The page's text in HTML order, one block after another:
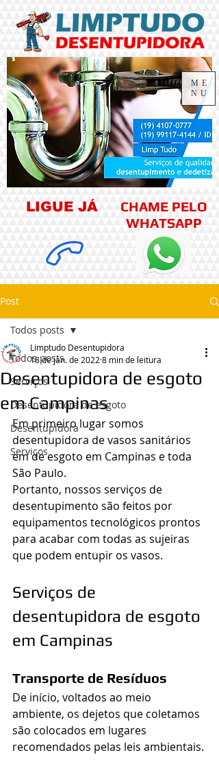
CHAME PELO
WHATSAPP
LIGUE JÁ
ME
NU
Post
Todos posts
Serviços
Desentupidora de esgoto
Desentupidora
Serviços
Todos posts
Desentupidora de esgoto
em Campinas
Limptudo Desentupidora
18 de jan. de 2022 8 min de leitura
Em primeiro lugar somos
desentupidora de vasos sanitários
em de esgoto em Campinas e toda
São Paulo.
Portanto, nossos serviços de
desentupimento são feitos por
equipamentos tecnológicos prontos
para acabar com todas as sujeiras
que podem entupir os vasos.
Serviços de
desentupidora de esgoto
em Campinas
Transporte de Resíduos
De início, voltados ao meio
ambiente, os dejetos que coletamos
são colocados em lugares
recomendados pelas leis ambientais.